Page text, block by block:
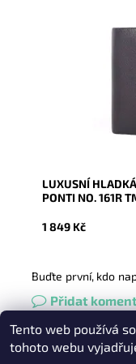
Podélná
podpisem
LUXUSNÍ
PONTI NO. 161R
1 849 Kč
Buďte první, kdo
Přidat
Tento web používá
tohoto webu